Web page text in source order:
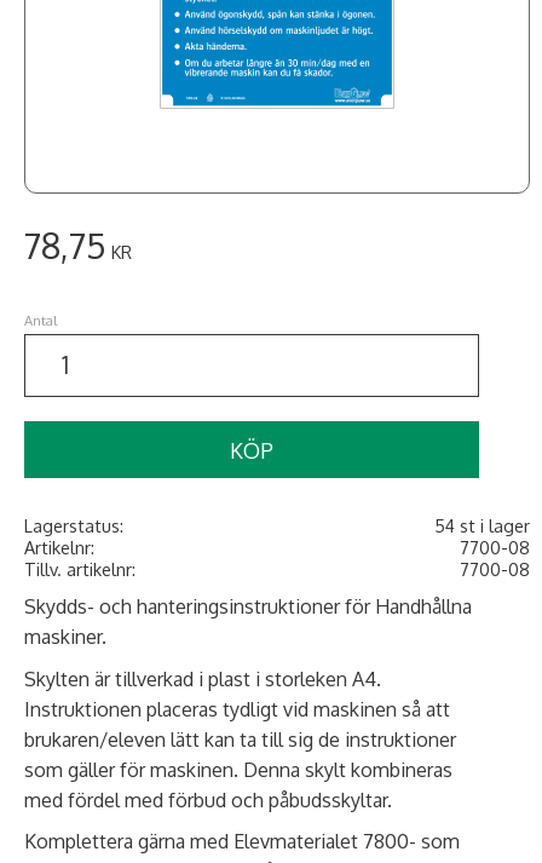
78,75 KR
Antal
KÖP
Lagerstatus
54 st i lager
Artikelnr
7700-08
Tillv. artikelnr
7700-08
Skydds- och hanteringsinstruktioner för Handhållna
maskiner.
Skylten är tillverkad i plast i storleken A4.
Instruktionen placeras tydligt vid maskinen så att
brukaren/eleven lätt kan ta till sig de instruktioner
som gäller för maskinen. Denna skylt kombineras
med fördel med förbud och påbudsskyltar.
Komplettera gärna med Elevmaterialet 7800- som